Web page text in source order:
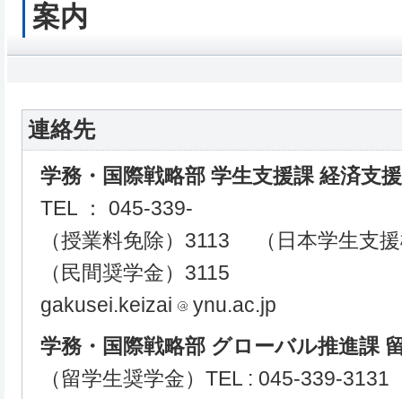
案内
連絡先
学務・国際戦略部 学生支援課 経済支
TEL ： 045-339-
（授業料免除）3113 （日本学生支
（民間奨学金）3115
gakusei.keizai
ynu.ac.jp
学務・国際戦略部 グローバル推進課
（留学生奨学金）TEL : 045-339-3131